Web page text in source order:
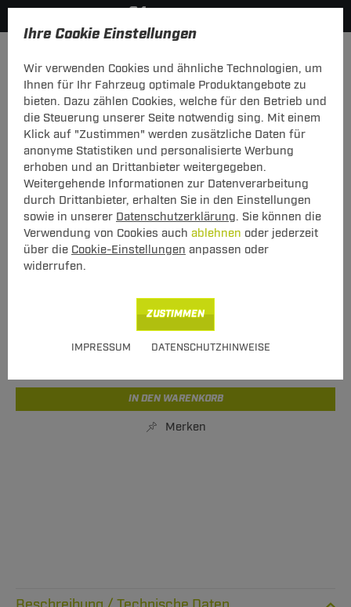
Ihre Cookie Einstellungen
Wir verwenden Cookies und ähnliche Technologien, um
Ihnen für Ihr Fahrzeug optimale Produktangebote zu
bieten. Dazu zählen Cookies, welche für den Betrieb und
die Steuerung unserer Seite notwendig sing. Mit einem
Klick auf "Zustimmen" werden zusätzliche Daten für
anonyme Statistiken und personalisierte Werbung
erhoben und an Drittanbieter weitergegeben.
Weitergehende Informationen zur Datenverarbeitung
durch Drittanbieter, erhalten Sie in den Einstellungen
sowie in unserer Datenschutzerklärung. Sie können die
Verwendung von Cookies auch ablehnen oder jederzeit
über die Cookie-Einstellungen anpassen oder
widerrufen.
IMPRESSUM DATENSCHUTZHINWEISE
ZUSTIMMEN
vorheriger Artikel nächster Artikel
ZB FT Reifenbänder Atera Radschiene
35cm
ZB FT Reifenbänder Atera Radschiene 35cm
Art.-Nr.
T24ZT1085-1
Verfügbarkeit
Sofort lieferbar
IN DEN WARENKORB
Merken